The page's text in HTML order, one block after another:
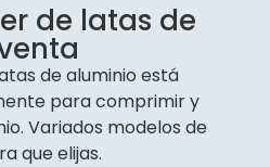
de latas de
de aluminio está
para comprimir y
Variados modelos de
que elijas.